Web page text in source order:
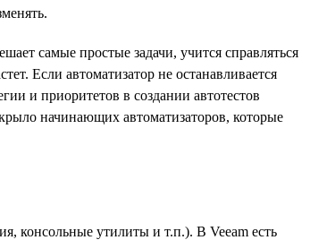
самые простые задачи, учится справляться
Если автоматизатор не останавливается
и приоритетов в создании автотестов
начинающих автоматизаторов, которые
консольные утилиты и т.п.). В Veeam есть